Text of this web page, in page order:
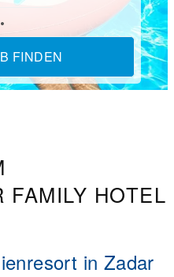
FINDEN
FAMILY HOTEL
in Zadar